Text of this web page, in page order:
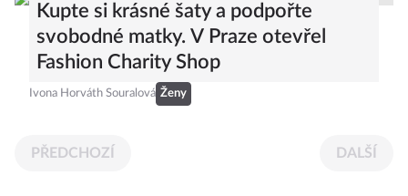
Kupte si krásné šaty a podpořte
svobodné matky. V Praze otevřel
Fashion Charity Shop
Ivona Horváth Souralová Ženy
PŘEDCHOZÍ DALŠÍ